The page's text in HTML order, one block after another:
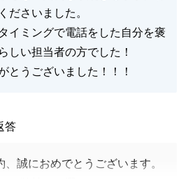
ださいました。
イミングで電話をした自分を褒
しい担当者の方でした！
とうございました！！！
答
誠におめでとうございます。